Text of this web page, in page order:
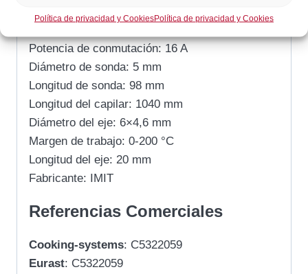
Política de privacidad y CookiesPolítica de privacidad y Cookies
Potencia de conmutación: 16 A
Diámetro de sonda: 5 mm
Longitud de sonda: 98 mm
Longitud del capilar: 1040 mm
Diámetro del eje: 6×4,6 mm
Margen de trabajo: 0-200 °C
Longitud del eje: 20 mm
Fabricante: IMIT
Referencias Comerciales
Cooking-systems: C5322059
Eurast: C5322059